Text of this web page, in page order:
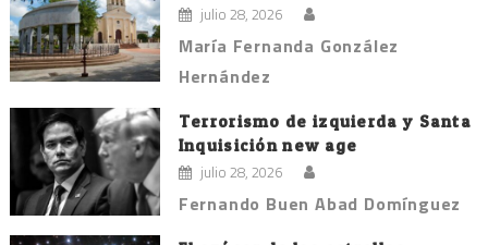
julio 28, 2026
María Fernanda González
Hernández
Terrorismo de izquierda y Santa
Inquisición new age
julio 28, 2026
Fernando Buen Abad Domínguez